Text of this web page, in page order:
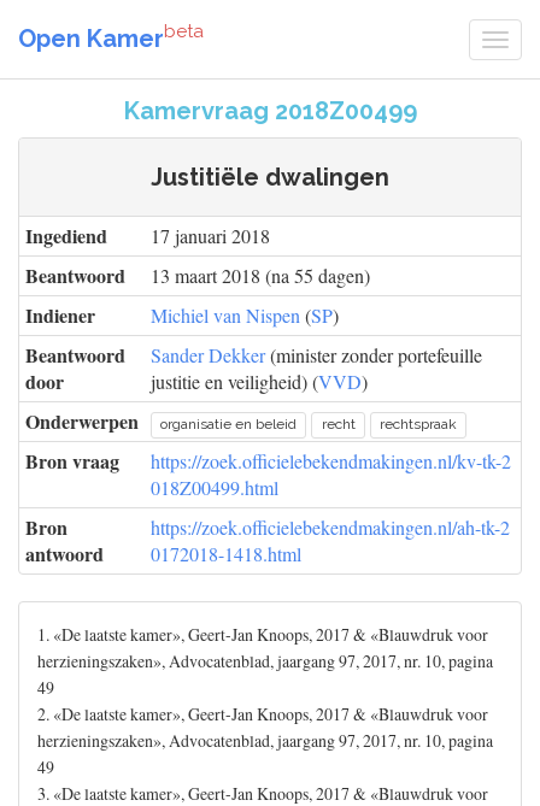
Open Kamerbeta
Kamervraag 2018Z00499
Justitiële dwalingen
Ingediend 17 januari 2018
Beantwoord 13 maart 2018 (na 55 dagen)
Indiener Michiel van Nispen (SP)
Beantwoord
door
Sander Dekker(minister zonder portefeuille
justitie en veiligheid) (VVD)
Onderwerpen organisatie en beleid recht rechtspraak
Bron vraag
https://zoek.officielebekendmakingen.nl/kv-tk-2
018Z00499.html
Bron
antwoord
https://zoek.officielebekendmakingen.nl/ah-tk-2
0172018-1418.html
1. «De laatste kamer», Geert-Jan Knoops, 2017 & «Blauwdruk voor
herzieningszaken», Advocatenblad, jaargang 97, 2017, nr. 10, pagina
49
2. «De laatste kamer», Geert-Jan Knoops, 2017 & «Blauwdruk voor
herzieningszaken», Advocatenblad, jaargang 97, 2017, nr. 10, pagina
49
3. «De laatste kamer», Geert-Jan Knoops, 2017 & «Blauwdruk voor